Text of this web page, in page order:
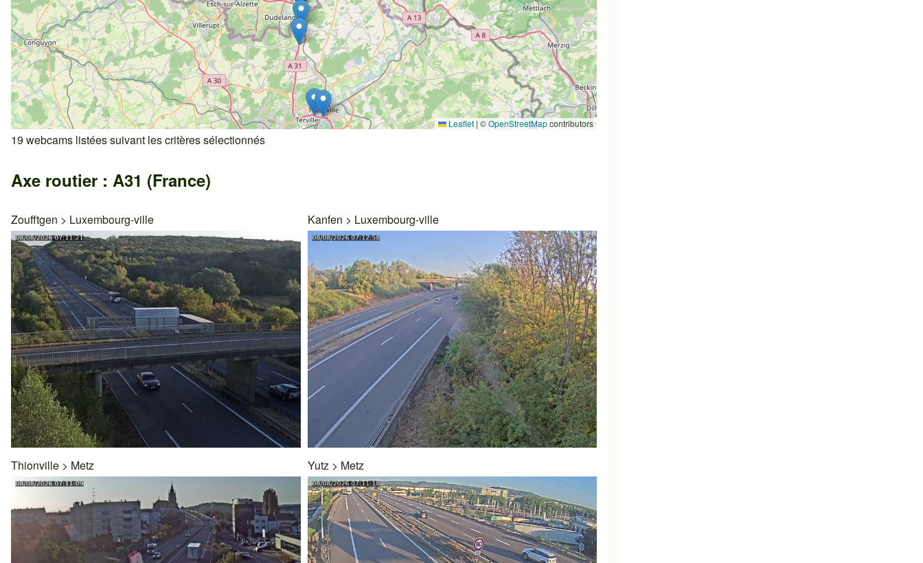
Leaflet | ©OpenStreetMapcontributors
19 webcams listées suivant les critères sélectionnés
Axe routier : A31 (France)
Zoufftgen > Luxembourg-ville Kanfen > Luxembourg-ville
Thionville > Metz Yutz> Metz